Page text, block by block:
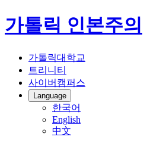
가톨릭 인본주의
가톨릭대학교
트리니티
사이버캠퍼스
Language
한국어
English
中文